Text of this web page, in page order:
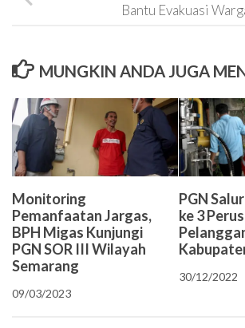
Bantu Evakuasi
MUNGKIN ANDA JUGA
Monitoring
Pemanfaatan Jargas,
BPH Migas Kunjungi
PGN SOR III Wilayah
Semarang
09/03/2023
PGN
ke 3
30/12/2022